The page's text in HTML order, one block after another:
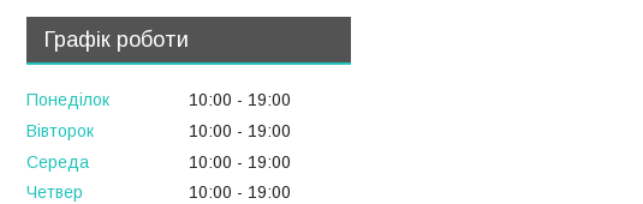
Графік роботи
Понеділок 10:00
19:00
Вівторок
10:00
19:00
Середа
10:00
19:00
Четвер
10:00
19:00